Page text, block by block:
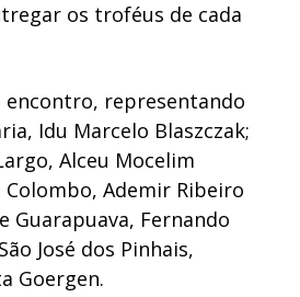
os troféus de cada
representando
Idu Marcelo Blaszczak;
Alceu Mocelim
Colombo, Ademir Ribeiro
Guarapuava, Fernando
José dos Pinhais,
Goergen.